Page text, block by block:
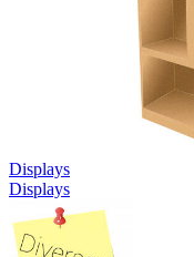
Displays
Displays